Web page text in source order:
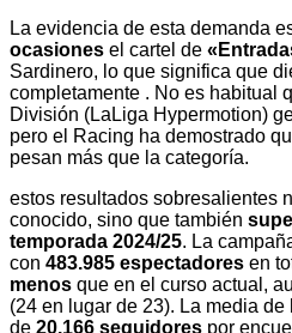
La evidencia de esta demanda
ocasiones el cartel de
Sardinero, lo que significa que
completamente . No es habitual
División (LaLiga Hypermotion)
pero el Racing ha demostrado
pesan más que la categoría.
estos resultados sobresalientes
conocido, sino que también
temporada 2024/25. La
con 483.985 espectadores en
menos que en el curso actual,
(24 en lugar de 23). La media
de 20.166 seguidores por